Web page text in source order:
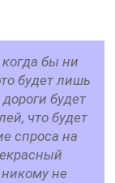
бы ни
будет лишь
будет
что будет
спроса на
не